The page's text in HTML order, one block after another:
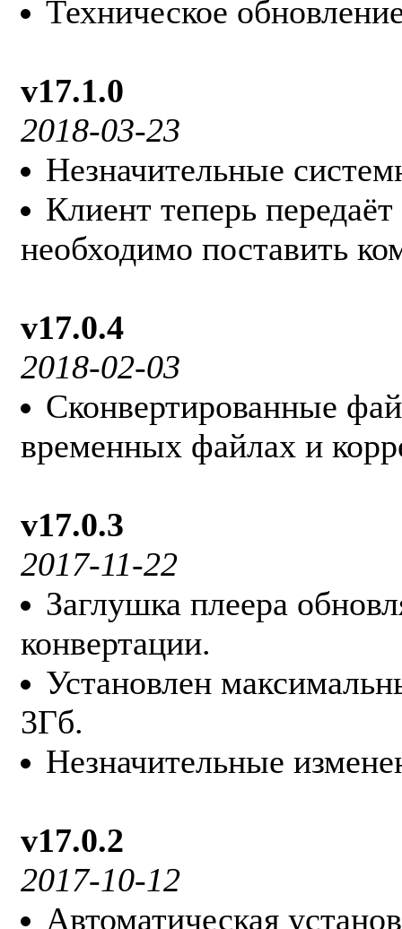
Техническое
v17.1.0
2018-03-23
Незначительные
Клиент теперь
необходимо поставить
v17.0.4
2018-02-03
Сконвертированные
временных файлах и
v17.0.3
2017-11-22
Заглушка плеера
конвертации.
Установлен
3Гб.
Незначительные
v17.0.2
2017-10-12
Автоматическая